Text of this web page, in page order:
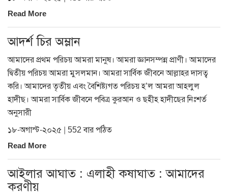
Read More
আদর্শ চির অম্লান
আমাদের প্রথম পরিচয় আমরা মানুষ। আমরা জ্ঞানসম্পন্ন প্রাণী। আমাদের
দ্বিতীয় পরিচয় আমরা মুসলমান। আমরা সার্বিক জীবনে আল্লাহর দাসত্ব
করি। আমাদের তৃতীয় এবং বৈশিষ্ট্যগত পরিচয় হ’ল আমরা আহলুল
হাদীছ। আমরা সার্বিক জীবনে পবিত্র কুরআন ও ছহীহ হাদীছের নিঃশর্ত
অনুসারী
১৮-অগাস্ট-২০২৫ | 552 বার পঠিত
Read More
আইলার আঘাত : এলাহী কষাঘাত : আমাদের
করণীয়